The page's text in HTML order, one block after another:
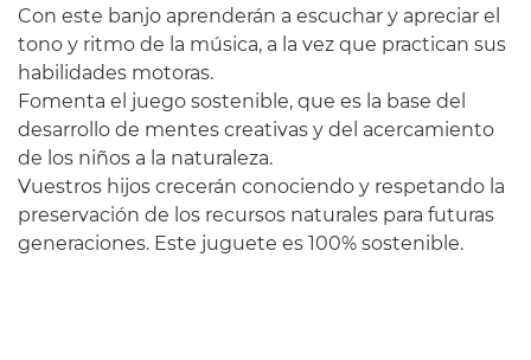
Con este banjo aprenderán a escuchar y apreciar el
tono y ritmo de la música, a la vez que practican sus
habilidades motoras.
Fomenta el juego sostenible, que es la base del
desarrollo de mentes creativas y del acercamiento
de los niños a la naturaleza.
Vuestros hijos crecerán conociendo y respetando la
preservación de los recursos naturales para futuras
generaciones. Este juguete es 100% sostenible.